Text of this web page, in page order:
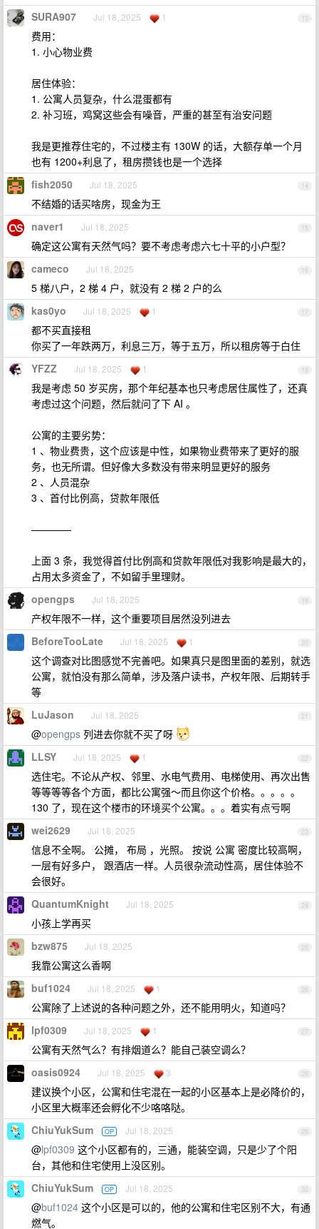
13
SURA907 Jul 18, 2025 1
费用：
1. 小心物业费
居住体验：
1. 公寓人员复杂，什么混蛋都有
2. 补习班，鸡窝这些会有噪音，严重的甚至有治安问题
我是更推荐住宅的，不过楼主有 130W 的话，大额存单一个月
也有 1200+利息了，租房攒钱也是一个选择
14
fish2050 Jul 18, 2025
不结婚的话买啥房，现金为王
15
naver1 Jul 18, 2025
确定这公寓有天然气吗？要不考虑考虑六七十平的小户型？
16
cameco Jul 18, 2025
5 梯八户，2 梯 4 户，就没有 2 梯 2 户的么
17
kas0yo Jul 18, 2025 1
都不买直接租
你买了一年跌两万，利息三万，等于五万，所以租房等于白住
18
YFZZ Jul 18, 2025 1
我是考虑 50 岁买房，那个年纪基本也只考虑居住属性了，还真
考虑过这个问题，然后就问了下 AI 。
公寓的主要劣势：
1 、物业费贵，这个应该是中性，如果物业费带来了更好的服
务，也无所谓。但好像大多数没有带来明显更好的服务
2 、人员混杂
3 、首付比例高，贷款年限低
————
上面 3 条，我觉得首付比例高和贷款年限低对我影响是最大的，
占用太多资金了，不如留手里理财。
19
opengps Jul 18, 2025
产权年限不一样，这个重要项目居然没列进去
20
BeforeTooLate Jul 18, 2025 1
这个调查对比图感觉不完善吧。如果真只是图里面的差别，就选
公寓，就怕没有那么简单，涉及落户读书，产权年限、后期转手
等
21
LuJason Jul 18, 2025
@opengps 列进去你就不买了呀
22
LLSY Jul 18, 2025 1
选住宅。不论从产权、邻里、水电气费用、电梯使用、再次出售
等等等等各个方面，都比公寓强～而且你这个价格。。。。。
130 了，现在这个楼市的环境买个公寓。。。着实有点亏啊
23
wei2629 Jul 18, 2025
信息不全啊。 公摊， 布局 ，光照。 按说 公寓 密度比较高啊，
一层有好多户， 跟酒店一样。人员很杂流动性高，居住体验不
会很好。
24
QuantumKnight Jul 18, 2025
小孩上学再买
25
bzw875 Jul 18, 2025
我靠公寓这么香啊
26
buf1024 Jul 18, 2025 1
公寓除了上述说的各种问题之外，还不能用明火，知道吗？
27
lpf0309 Jul 18, 2025 1
公寓有天然气么？有排烟道么？能自己装空调么？
28
oasis0924 Jul 18, 2025 3
建议换个小区，公寓和住宅混在一起的小区基本上是必降价的，
小区里大概率还会孵化不少咯咯哒。
29
ChiuYukSum OP Jul 18, 2025
@lpf0309 这个小区都有的，三通，能装空调，只是少了个阳
台，其他和住宅使用上没区别。
30
ChiuYukSum OP Jul 18, 2025
@buf1024 这个小区是可以的，他的公寓和住宅区别不大，有通
燃气。